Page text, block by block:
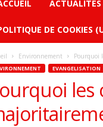
ACTUALITÉS
DE COOKIES
Environnement Pourquoi
EVANGELISATION